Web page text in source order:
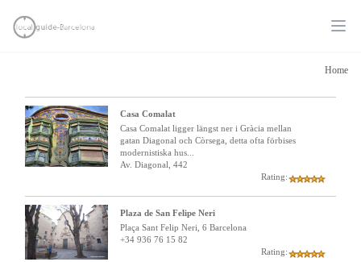
Home
Casa Comalat
Casa Comalat ligger längst ner i Gràcia mellan
gatan Diagonal och Còrsega, detta ofta förbises
modernistiska hus...
Av. Diagonal, 442
Rating:
Plaza de San Felipe Neri
Plaça Sant Felip Neri, 6 Barcelona
+34 936 76 15 82
Rating: